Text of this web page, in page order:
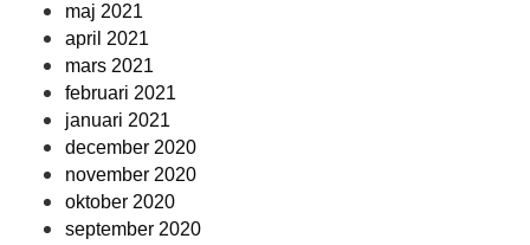
maj 2021
april 2021
mars 2021
februari 2021
januari 2021
december 2020
november 2020
oktober 2020
september 2020